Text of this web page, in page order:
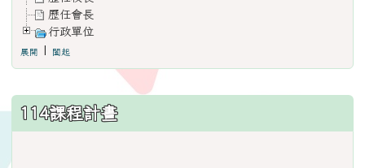
歷任會長
行政單位
展開 闔起
114課程計畫